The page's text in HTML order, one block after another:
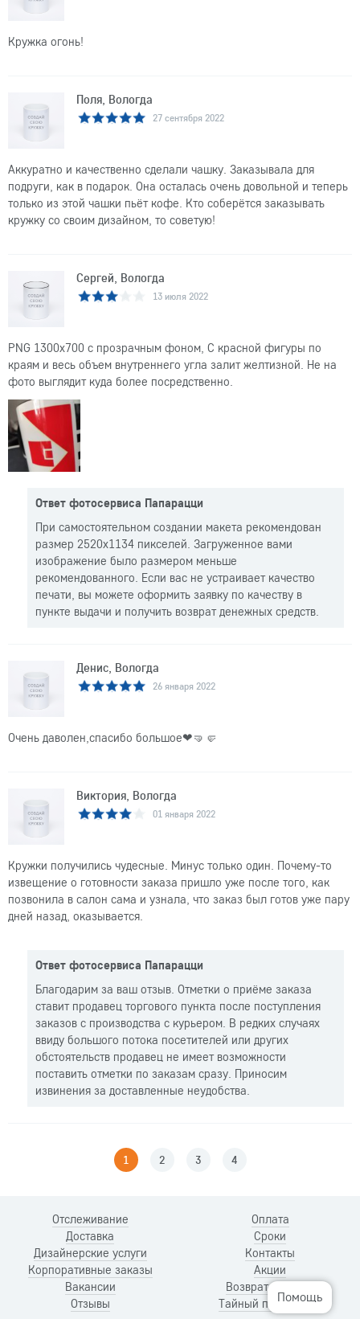
Помощь
Кружка огонь!
Поля, Вологда
27 сентября 2022
Аккуратно и качественно сделали чашку. Заказывала для
подруги, как в подарок. Она осталась очень довольной и теперь
только из этой чашки пьёт кофе. Кто соберётся заказывать
кружку со своим дизайном, то советую!
Сергей, Вологда
13 июля 2022
PNG 1300x700 с прозрачным фоном, С красной фигуры по
краям и весь объем внутреннего угла залит желтизной. Не на
фото выглядит куда более посредственно.
Ответ фотосервиса Папарацци
При самостоятельном создании макета рекомендован
размер 2520x1134 пикселей. Загруженное вами
изображение было размером меньше
рекомендованного. Если вас не устраивает качество
печати, вы можете оформить заявку по качеству в
пункте выдачи и получить возврат денежных средств.
Денис, Вологда
26 января 2022
Очень даволен,спасибо большое❤🤜🤛
Виктория, Вологда
01 января 2022
Кружки получились чудесные. Минус только один. Почему-то
извещение о готовности заказа пришло уже после того, как
позвонила в салон сама и узнала, что заказ был готов уже пару
дней назад, оказывается.
Ответ фотосервиса Папарацци
Благодарим за ваш отзыв. Отметки о приёме заказа
ставит продавец торгового пункта после поступления
заказов с производства с курьером. В редких случаях
ввиду большого потока посетителей или других
обстоятельств продавец не имеет возможности
поставить отметки по заказам сразу. Приносим
извинения за доставленные неудобства.
1 2 3 4
Отслеживание
Доставка
Оплата
Сроки
Дизайнерские услуги
Корпоративные заказы
Контакты
Акции
Вакансии
Отзывы
Возврат и обмен
Тайный покупатель